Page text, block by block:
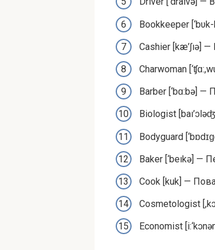
Book­keep­er
Cashier [kæ’ʃıə] —
Char­woman
Bar­ber [‘bɑ:bə] —
Biol­o­gist
Body­guard
Bak­er [‘beıkə] —
Cook [kuk] —
Cos­me­tol­o­gist
Econ­o­mist